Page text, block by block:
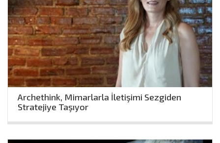
Archethink, Mimarlarla İletişimi Sezgiden
Stratejiye Taşıyor